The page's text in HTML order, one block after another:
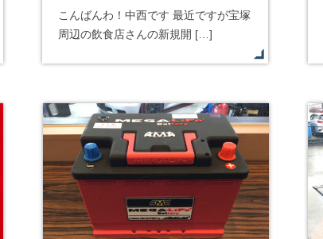
こんばんわ！中西です 最近ですが宝塚
周辺の飲食店さんの新規開 […]